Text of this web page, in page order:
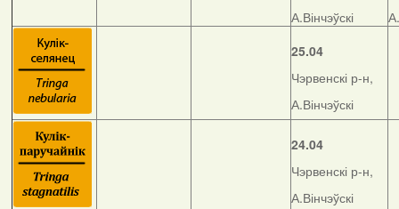
А.Вінчэўскі
25.04
Чэрвенскі р-н,
А.Вінчэўскі
24.04
Чэрвенскі р-н,
А.Вінчэўскі